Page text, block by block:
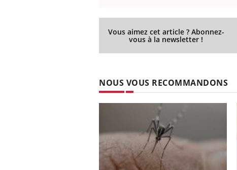
Vous aimez cet article ? Abonnez-
vous à la newsletter !
NOUS VOUS RECOMMANDONS